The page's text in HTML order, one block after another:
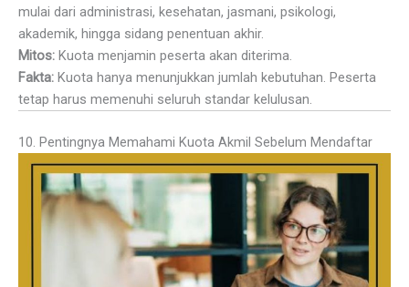
mulai dari administrasi, kesehatan, jasmani, psikologi,
akademik, hingga sidang penentuan akhir.
Mitos: Kuota menjamin peserta akan diterima.
Fakta: Kuota hanya menunjukkan jumlah kebutuhan. Peserta
tetap harus memenuhi seluruh standar kelulusan.
10. Pentingnya Memahami Kuota Akmil Sebelum Mendaftar